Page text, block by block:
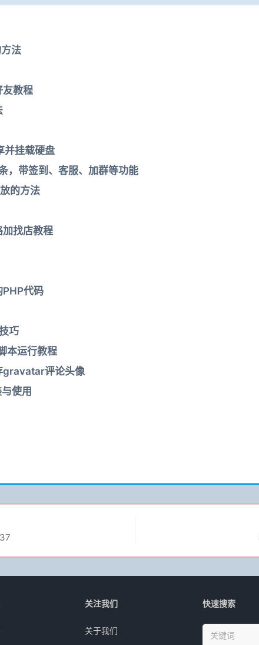
法
友教程
并挂载硬盘
，带签到、客服、加群等功能
的方法
找店教程
PHP代码
巧
本运行教程
gravatar评论头像
使用
关注我们
关于我们
快速搜索